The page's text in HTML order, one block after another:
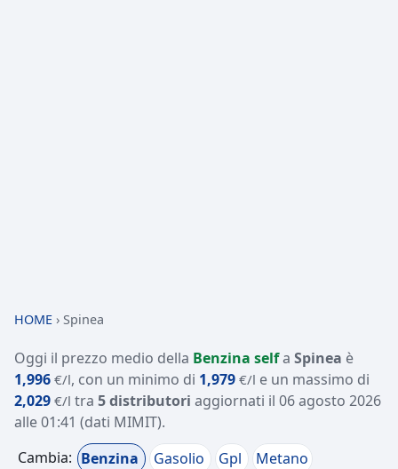
HOME › Spinea
Oggi il prezzo medio della Benzina selfa Spinea è
1,996 €/l, con un minimo di 1,979 €/l e un massimo di
2,029 €/l tra 5 distributori aggiornati il 06 agosto 2026
alle 01:41 (dati MIMIT).
Cambia: Benzina Gasolio Gpl
Metano